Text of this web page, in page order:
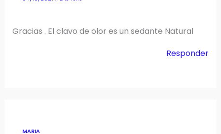
Gracias . El clavo de olor es un sedante Natural
Responder
MARIA